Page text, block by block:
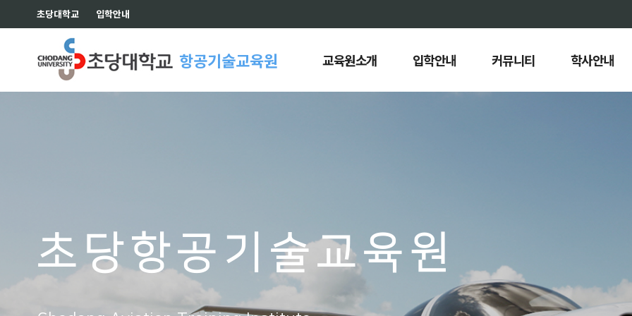
초당대학교 입학안내
항공기술교육원 교육원소개 입학안내 커뮤니티 학사안내
초당항공기술교육원
초당항공기술교육원
초당항공기술교육원
초당항공기술교육원
초당항공기술교육원